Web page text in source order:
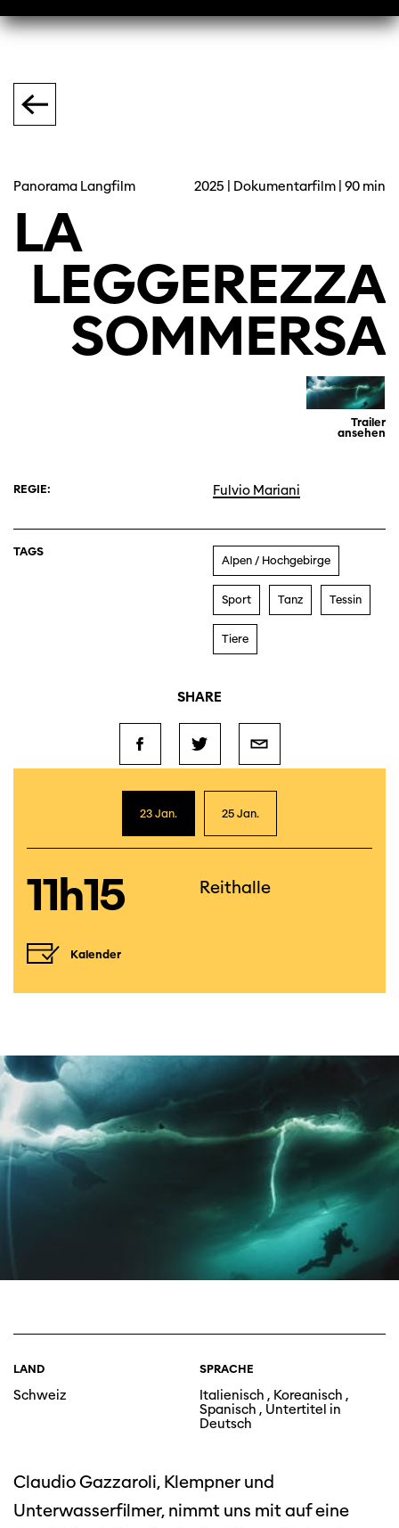
Panorama Langfilm 2025 | Dokumentarfilm | 90 min
LA
LEGGEREZZA
SOMMERSA
Trailer
ansehen
REGIE: Fulvio Mariani
TAGS
Alpen / Hochgebirge
Sport Tanz Tessin
Tiere
SHARE
23 Jan. 25 Jan.
11h15 Reithalle
Kalender
LAND
Schweiz
SPRACHE
Italienisch , Koreanisch ,
Spanisch , Untertitel in
Deutsch
Claudio Gazzaroli, Klempner und
Unterwasserfilmer, nimmt uns mit auf eine